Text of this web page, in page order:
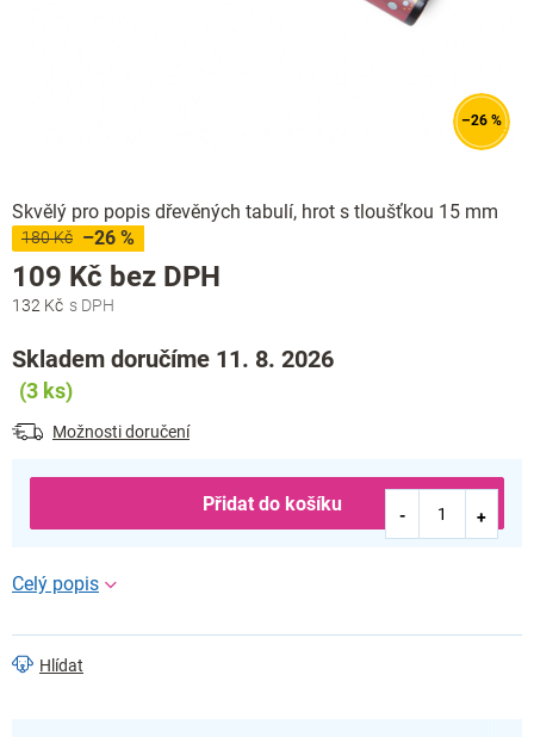
–26 %
Skvělý pro popis dřevěných tabulí, hrot s tloušťkou 15 mm
180 Kč –26 %
132 Kč
109 Kč bez DPH
Skladem doručíme 11. 8. 2026
(3 ks)
Možnosti doručení
Přidat do košíku
Hlídat